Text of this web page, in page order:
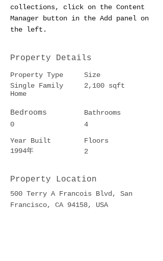
collections, click on the Content
Manager button in the Add panel on
the left.
Property Details
Property Type
Single Family
Home
Bedrooms
0
Year Built
1994年
Size
2,100 sqft
Bathrooms
4
Floors
2
Property Location
500 Terry A Francois Blvd, San
Francisco, CA 94158, USA